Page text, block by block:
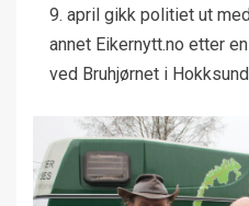
9. april gikk politiet ut
annet Eikernytt.no etter
ved Bruhjørnet i